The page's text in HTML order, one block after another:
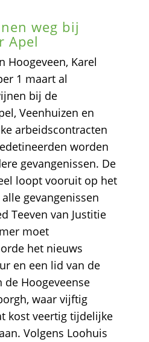
weg bij
Apel
Karel
1 maart al
bij de
Veenhuizen en
arbeidscontracten
worden
gevangenissen. De
loopt vooruit op het
gevangenissen
Teeven van Justitie
moet
het nieuws
en een lid van de
Hoogeveense
waar vijftig
kost veertig tijdelijke
Volgens Loohuis